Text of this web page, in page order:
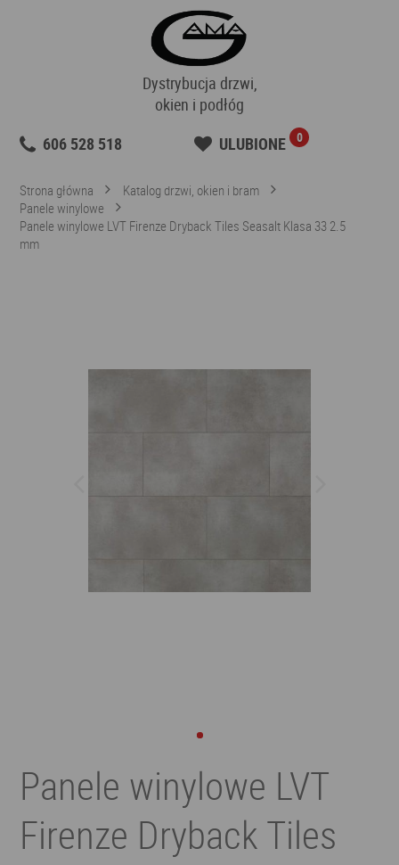
Dystrybucja drzwi,
okien i podłóg
606 528 518
ULUBIONE 0
Strona główna
Katalog drzwi, okien i bram
Panele winylowe
Panele winylowe LVT Firenze Dryback Tiles Seasalt Klasa 33 2.5
mm
Panele winylowe LVT
Firenze Dryback Tiles